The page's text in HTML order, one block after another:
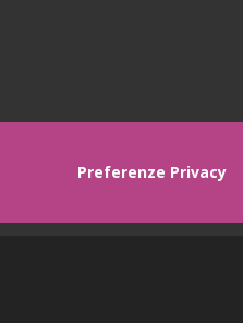
Preferenze Privacy